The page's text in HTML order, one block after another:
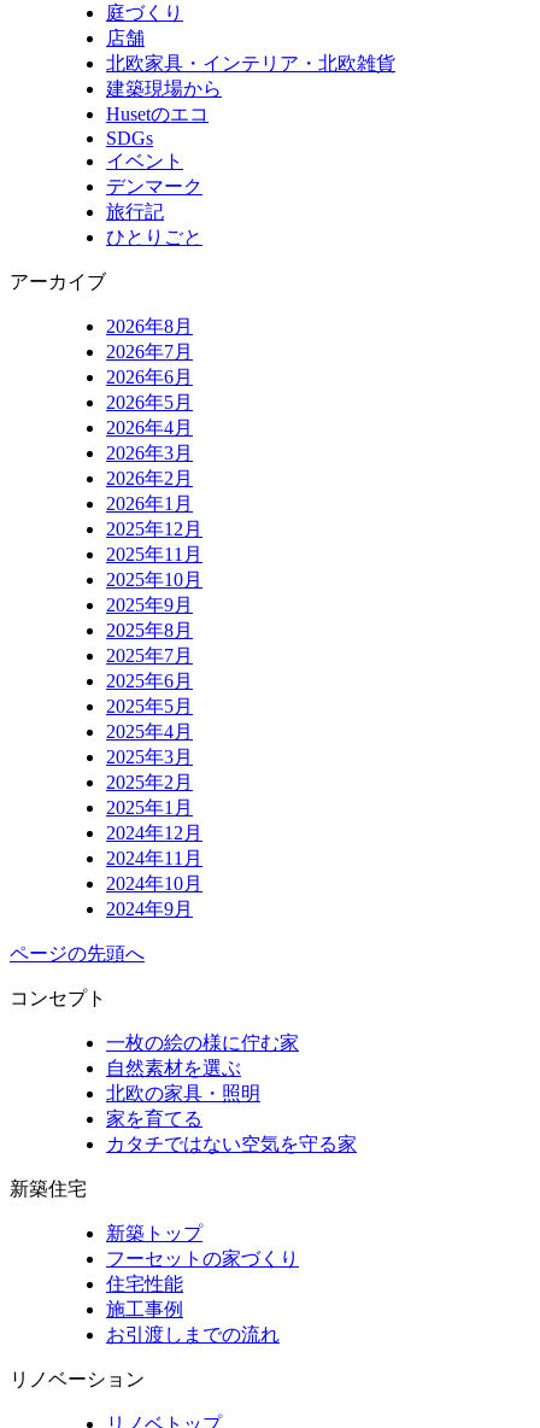
庭づくり
店舗
北欧家具・インテリア・北欧雑貨
建築現場から
Husetのエコ
SDGs
イベント
デンマーク
旅行記
ひとりごと
アーカイブ
2026年8月
2026年7月
2026年6月
2026年5月
2026年4月
2026年3月
2026年2月
2026年1月
2025年12月
2025年11月
2025年10月
2025年9月
2025年8月
2025年7月
2025年6月
2025年5月
2025年4月
2025年3月
2025年2月
2025年1月
2024年12月
2024年11月
2024年10月
2024年9月
ページの先頭へ
コンセプト
一枚の絵の様に佇む家
自然素材を選ぶ
北欧の家具・照明
家を育てる
カタチではない空気を守る家
新築住宅
新築トップ
フーセットの家づくり
住宅性能
施工事例
お引渡しまでの流れ
リノベーション
リノベトップ